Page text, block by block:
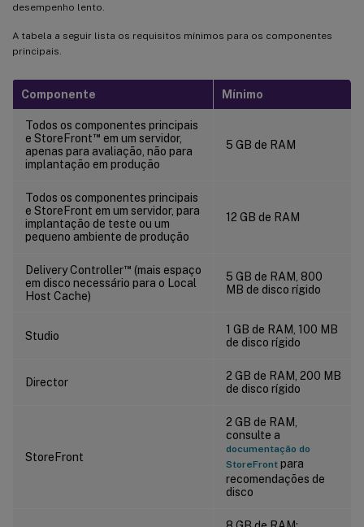
desempenho lento.
A tabela a seguir lista os requisitos mínimos para os componentes
principais.
Componente Mínimo
Todos os componentes principais
e StoreFront™ em um servidor,
apenas para avaliação, não para
implantação em produção
5 GB de RAM
Todos os componentes principais
e StoreFront em um servidor, para
implantação de teste ou um
pequeno ambiente de produção
12 GB de RAM
Delivery Controller™ (mais espaço
em disco necessário para o Local
Host Cache)
5 GB de RAM, 800
MB de disco rígido
Studio
1 GB de RAM, 100 MB
de disco rígido
Director
2 GB de RAM, 200 MB
de disco rígido
StoreFront
2 GB de RAM,
consulte a
documentação do
StoreFront para
recomendações de
disco